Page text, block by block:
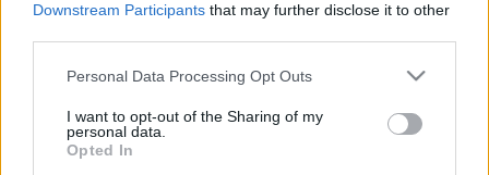
Downstream Participants that may further disclose it to other
Please note that this website/app uses one or more Google
not limited to your visit or usage behaviour. You may click to
grant or deny consent to Google and its third-party tags to
use your data for below specified purposes in below Google
Personal Data Processing Opt Outs
I want to opt-out of the Sharing of my
personal data.
Opted In